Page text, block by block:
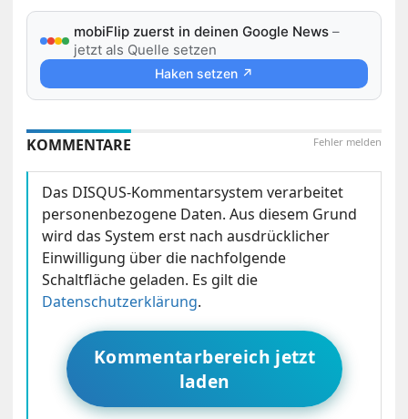
mobiFlip zuerst in deinen Google News –
jetzt als Quelle setzen
Haken setzen ↗
Fehler melden
KOMMENTARE
Das DISQUS-Kommentarsystem verarbeitet
personenbezogene Daten. Aus diesem Grund
wird das System erst nach ausdrücklicher
Einwilligung über die nachfolgende
Schaltfläche geladen. Es gilt die
Datenschutzerklärung.
Kommentarbereich jetzt
laden